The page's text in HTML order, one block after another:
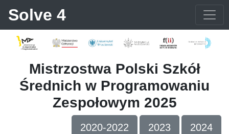
Solve 4
Mistrzostwa Polski Szkół
Średnich w Programowaniu
Zespołowym 2025
2020-2022 2023 2024